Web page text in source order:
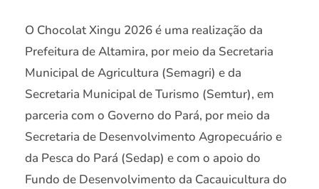
O Chocolat Xingu 2026 é uma realização da
Prefeitura de Altamira, por meio da Secretaria
Municipal de Agricultura (Semagri) e da
Secretaria Municipal de Turismo (Semtur), em
parceria com o Governo do Pará, por meio da
Secretaria de Desenvolvimento Agropecuário e
da Pesca do Pará (Sedap) e com o apoio do
Fundo de Desenvolvimento da Cacauicultura do